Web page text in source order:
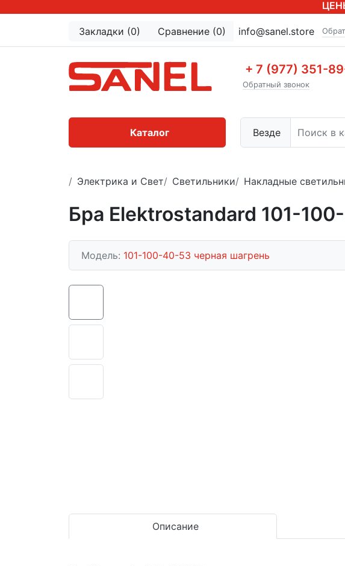
Закладки (0) Сравнение (0) info@sanel.store
+ 7 (977) 351-
Обратный звонок
Везде
Каталог
Электрика и Свет Светильники Накладные
Бра Elektrostandard 101-
Модель: 101-100-40-53 черная шагрень
Описание